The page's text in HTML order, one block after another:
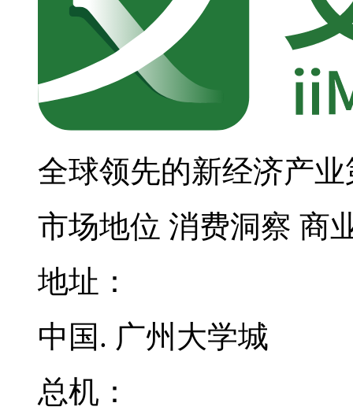
全球领先的新经济产
市场地位 消费洞察 商
地址：
中国. 广州大学城
总机：